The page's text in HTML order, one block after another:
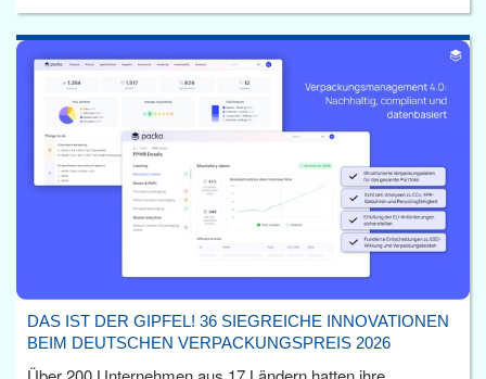
DAS IST DER GIPFEL! 36 SIEGREICHE INNOVATIONEN
BEIM DEUTSCHEN VERPACKUNGSPREIS 2026